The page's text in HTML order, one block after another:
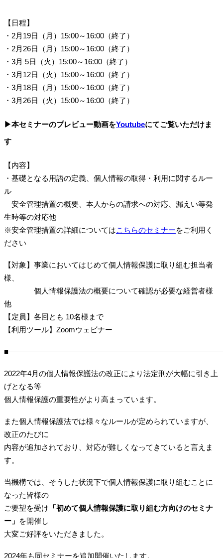
【日程】
・2月19日（月）15:00～16:00（終了）
・2月26日（月）15:00～16:00 （終了）
・3月 5日（火）15:00～16:00 （終了）
・3月12日（火）15:00～16:00 （終了）
・3月18日（月）15:00～16:00 （終了）
・3月26日（火）15:00～16:00 （終了）
▶本セミナーのプレビュー動画をYoutubeにてご覧いただけま
す
【内容】
・基礎となる用語の定義、個人情報の取得・利用に関するルー
ル
安全管理措置の概要、本人からの請求への対応、漏えい等発
生時等の対応他
※安全管理措置の詳細についてはこちらのセミナーをご利用く
ださい
【対象】事業においてはじめて個人情報保護に取り組む担当者
様、
個人情報保護法の概要について確認が必要な経営者様
他
【定員】各回とも 10名様まで
【利用ツール】Zoomウェビナー
2022年4月の個人情報保護法の改正により法定刑が大幅に引き上
げとなる等
個人情報保護の重要性がより高まっています。
また個人情報保護法では様々なルールが定められていますが、
改正のたびに
内容が追加されており、対応が難しくなってきていると言えま
す。
当機構では、そうした状況下で個人情報保護に取り組むことに
なった皆様の
ご要望を受け 「初めて個人情報保護に取り組む方向けのセミナ
ー」
を開催し
大変ご好評をいただきました。
2024年も同セミナーを追加開催いたします。